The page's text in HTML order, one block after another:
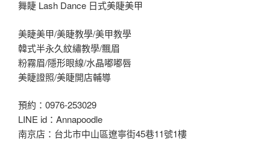
舞睫 Lash Dance 日式美睫美甲
美睫美甲/美睫教學/美甲教學
韓式半永久紋繡教學/飄眉
粉霧眉/隱形眼線/水晶嘟嘟唇
美睫證照/美睫開店輔導
預約：0976-253029
LINE id：Annapoodle
南京店：台北市中山區遼寧街45巷11號1樓